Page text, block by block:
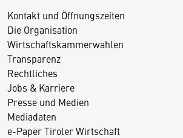
Kontakt und Öffnungszeiten
Die Organisation
Wirtschaftskammerwahlen
Transparenz
Rechtliches
Jobs & Karriere
Presse und Medien
Mediadaten
e-Paper Tiroler Wirtschaft